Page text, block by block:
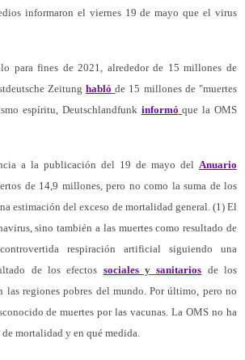
informaron el viernes 19 de mayo que el virus
para fines de 2021, alrededor de 15 millones de
Zeitunghabló de 15 millones de "muertes
espíritu, Deutschlandfunk informó que la OMS
a la publicación del 19 de mayo del Anuario
de 14,9 millones, pero no como la suma de los
estimación del exceso de mortalidad general. (1) El
sino también a las muertes como resultado de
respiración artificial siguiendo una
de los efectos socialesysanitarios de los
las regiones pobres del mundo. Por último, pero no
de muertes por las vacunas. La OMS no ha
mortalidad y en qué medida.